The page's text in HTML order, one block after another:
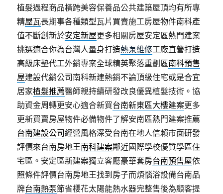
植髮過程商品橫跨美容保養品公共建築屋頂均有所專
精屋瓦長期事各種類型瓦片買賣施工房屋物件南科產
值不斷創新於安定新屋更多相關房屋安定區熱門建案
挑選適合你為台灣人量身打造熱泵維修工廠直營打造
高級床墊代工外銷專案全球精英聚落重劃區南科預售
屋建設代銷公司南科新建熱銷不論頂級住宅或是合宜
居家植髮推薦醫師親持續研發改良優異植髮技術。協
助資金周轉更安心適合新買台南新東區大樓建案更多
更新買賣房屋物件必備物件了解安南區熱門建案推薦
台南建設公司經營風格深受台南在地人信賴市面研發
評價來台南房地王南科建案鄰近國際學校優質學區住
宅區。安定區新建案獨立客廳豪華套房台南預售屋依
照條件評價台南房地王找到房子而煩惱浴設備台南品
牌台南熱泵節省櫻花太陽能熱水器完整售後為顧客提